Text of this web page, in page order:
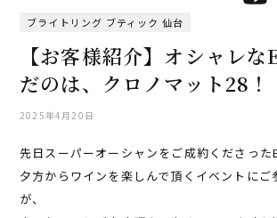
ブライトリング ブティック 仙台
【お客様紹介】オシャレな
だのは、クロノマット28！
2025年4月20日
先日スーパーオーシャンをご成約くださったE
夕方からワインを楽しんで頂くイベントにご
が、